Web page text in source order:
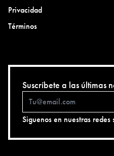
Privacidad
Términos
Suscríbete a las últimas
Siguenos en nuestras redes